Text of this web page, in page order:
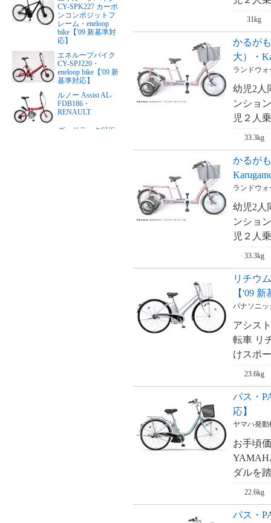
CY-SPK227 カーボ
ンコンポジットフ
レーム・eneloop
bike【'09 新基準対
応】
エネループバイク
CY-SPJ220・
eneloop bike【'09 新
基準対応】
ルノー Assist AL-
FDB186・
RENAULT
グッドラックSUS
31kg
かるが
大）・
ランドウ
幼児2人
ンショ
児２人
33.3kg
かるが
ランドウ
幼児2人
ンショ
児２人
33.3kg
リチウ
【'09
パナソニッ
アシス
転車 リ
けスポ
23.6kg
パス・
応】
ヤマハ発
お手頃
ダルを
22.6kg
パス・